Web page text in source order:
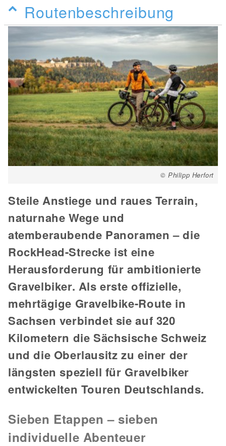
Routenbeschreibung
© Philipp Herfort
Steile Anstiege und raues Terrain,
naturnahe Wege und
atemberaubende Panoramen – die
RockHead-Strecke ist eine
Herausforderung für ambitionierte
Gravelbiker. Als erste offizielle,
mehrtägige Gravelbike-Route in
Sachsen verbindet sie auf 320
Kilometern die Sächsische Schweiz
und die Oberlausitz zu einer der
längsten speziell für Gravelbiker
entwickelten Touren Deutschlands.
Sieben Etappen – sieben
individuelle Abenteuer